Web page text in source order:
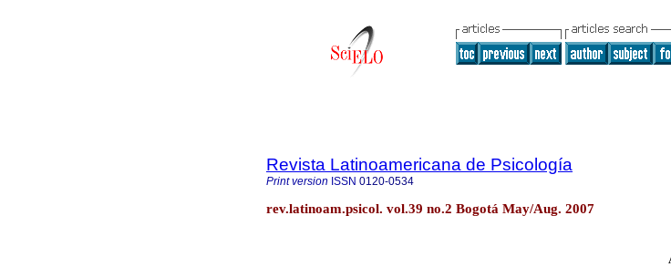
Revista Latinoamericana de Psicología
Print version ISSN 0120-0534
rev.latinoam.psicol. vol.39 no.2 Bogotá May/Aug. 2007